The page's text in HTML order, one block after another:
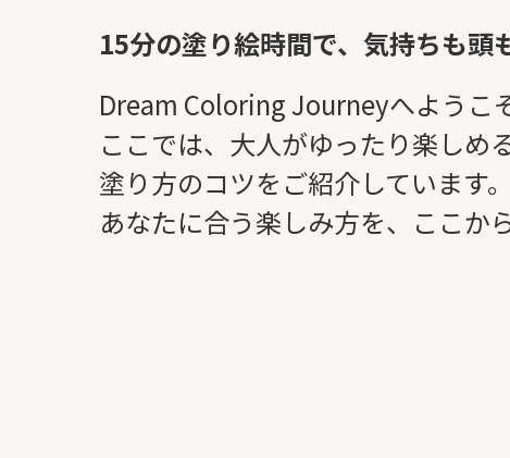
15分の塗り絵時間で、気持ちも頭
Dream Coloring Journeyへようこ
ここでは、大人がゆったり楽しめ
塗り方のコツをご紹介しています。
あなたに合う楽しみ方を、ここか